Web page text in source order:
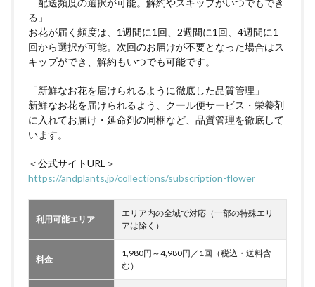
「配送頻度の選択が可能。解約やスキップがいつでもでき
る」
お花が届く頻度は、1週間に1回、2週間に1回、4週間に1
回から選択が可能。次回のお届けが不要となった場合はス
キップができ、解約もいつでも可能です。
「新鮮なお花を届けられるように徹底した品質管理」
新鮮なお花を届けられるよう、クール便サービス・栄養剤
に入れてお届け・延命剤の同梱など、品質管理を徹底して
います。
＜公式サイトURL＞
https://andplants.jp/collections/subscription-flower
利用可能エリア
エリア内の全域で対応（一部の特殊エリ
アは除く）
料金
1,980円～4,980円／1回（税込・送料含
む）